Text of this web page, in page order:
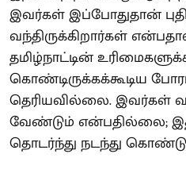
இவர்கள் இப்போதுதான்
வந்திருக்கிறார்கள்
தமிழ்நாட்டின்
கொண்டிருக்கக்கூடிய
தெரியவில்லை. இவர்கள்
வேண்டும் என்பதில்லை;
தொடர்ந்து நடந்து